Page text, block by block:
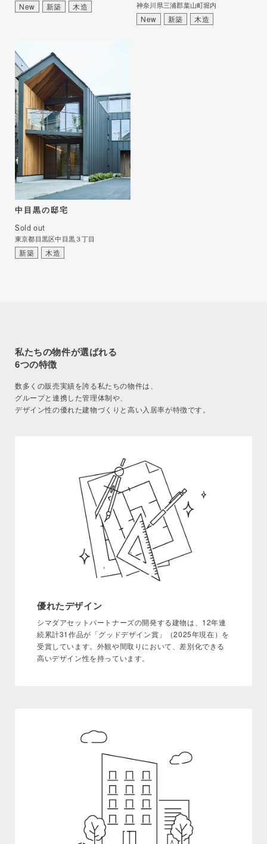
New 新築 木造 神奈川県三浦郡葉山町堀内
New 新築 木造
中目黒の邸宅
Sold out
東京都目黒区中目黒３丁目
新築 木造
私たちの物件が選ばれる
6つの特徴
数多くの販売実績を誇る私たちの物件は、
グループと連携した管理体制や、
デザイン性の優れた建物づくりと高い入居率が特徴です。
優れたデザイン
シマダアセットパートナーズの開発する建物は、12年連
続累計31作品が「グッドデザイン賞」（2025年現在）を
受賞しています。外観や間取りにおいて、差別化できる
高いデザイン性を持っています。